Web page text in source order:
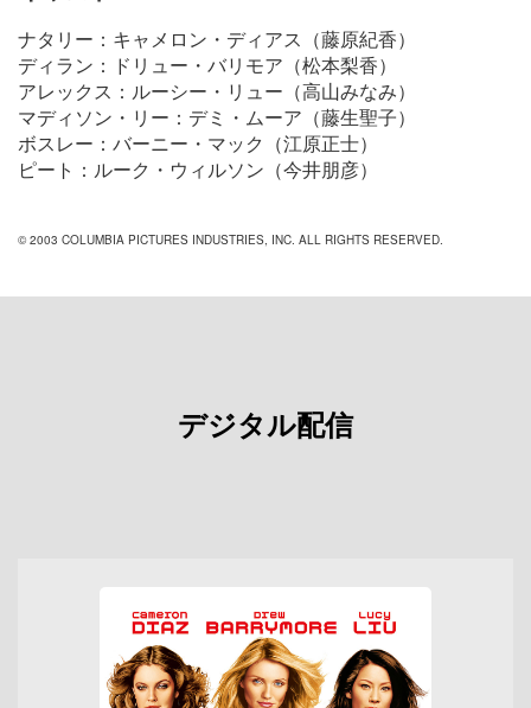
ナタリー：キャメロン・ディアス（藤原紀香）
ディラン：ドリュー・バリモア（松本梨香）
アレックス：ルーシー・リュー（高山みなみ）
マディソン・リー：デミ・ムーア（藤生聖子）
ボスレー：バーニー・マック（江原正士）
ピート：ルーク・ウィルソン（今井朋彦）
© 2003 COLUMBIA PICTURES INDUSTRIES, INC. ALL RIGHTS RESERVED.
デジタル配信